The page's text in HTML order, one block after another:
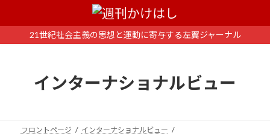
ン
ー
21世紀社会主義の思想と運動に寄与する左翼ジャーナル
インターナショナルビュー
フロントページ
インターナショナルビュー